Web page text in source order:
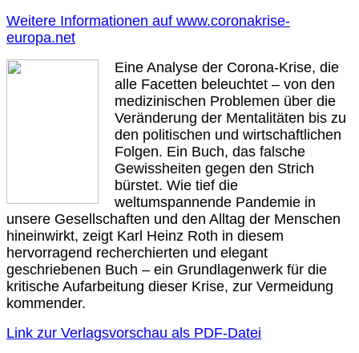
Weitere Informationen auf www.coronakrise-
europa.net
Eine Analyse der Corona-Krise, die
alle Facetten beleuchtet – von den
medizinischen Problemen über die
Veränderung der Mentalitäten bis zu
den politischen und wirtschaftlichen
Folgen. Ein Buch, das falsche
Gewissheiten gegen den Strich
bürstet. Wie tief die
weltumspannende Pandemie in
unsere Gesellschaften und den Alltag der Menschen
hineinwirkt, zeigt Karl Heinz Roth in diesem
hervorragend recherchierten und elegant
geschriebenen Buch – ein Grundlagenwerk für die
kritische Aufarbeitung dieser Krise, zur Vermeidung
kommender.
Link zur Verlagsvorschau als PDF-Datei